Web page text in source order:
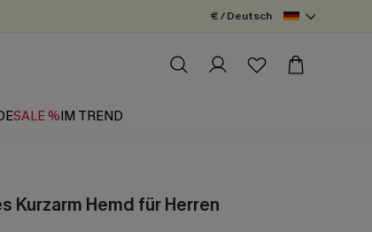
€ / Deutsch
SALE %IM TREND
Kurzarm Hemd für Herren